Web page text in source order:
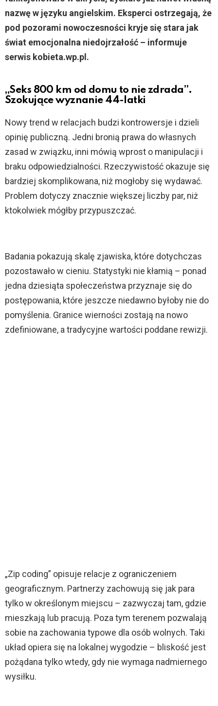
nazwę w języku angielskim. Eksperci ostrzegają, że
pod pozorami nowoczesności kryje się stara jak
świat emocjonalna niedojrzałość – informuje
serwis kobieta.wp.pl.
„Seks 800 km od domu to nie zdrada”.
Szokujące wyznanie 44-latki
Nowy trend w relacjach budzi kontrowersje i dzieli
opinię publiczną. Jedni bronią prawa do własnych
zasad w związku, inni mówią wprost o manipulacji i
braku odpowiedzialności. Rzeczywistość okazuje się
bardziej skomplikowana, niż mogłoby się wydawać.
Problem dotyczy znacznie większej liczby par, niż
ktokolwiek mógłby przypuszczać.
Badania pokazują skalę zjawiska, które dotychczas
pozostawało w cieniu. Statystyki nie kłamią – ponad
jedna dziesiąta społeczeństwa przyznaje się do
postępowania, które jeszcze niedawno byłoby nie do
pomyślenia. Granice wierności zostają na nowo
zdefiniowane, a tradycyjne wartości poddane rewizji.
„Zip coding” opisuje relacje z ograniczeniem
geograficznym. Partnerzy zachowują się jak para
tylko w określonym miejscu – zazwyczaj tam, gdzie
mieszkają lub pracują. Poza tym terenem pozwalają
sobie na zachowania typowe dla osób wolnych. Taki
układ opiera się na lokalnej wygodzie – bliskość jest
pożądana tylko wtedy, gdy nie wymaga nadmiernego
wysiłku.